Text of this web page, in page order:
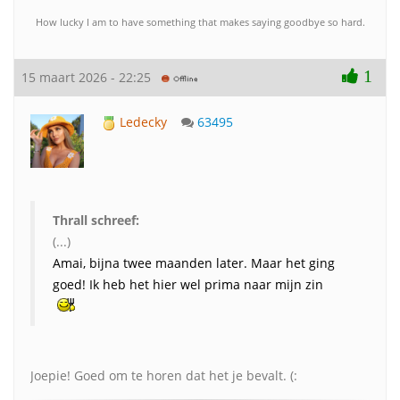
How lucky I am to have something that makes saying goodbye so hard.
15 maart 2026 - 22:25 1
Ledecky 63495
Thrall schreef:
(...)
Amai, bijna twee maanden later. Maar het ging
goed! Ik heb het hier wel prima naar mijn zin
Joepie! Goed om te horen dat het je bevalt. (: